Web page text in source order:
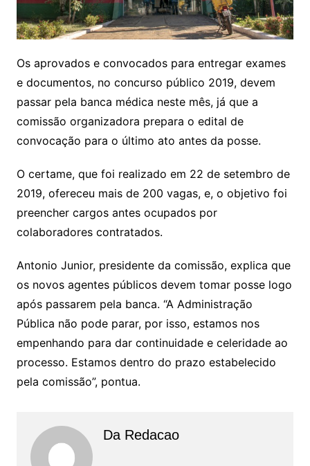
Os aprovados e convocados para entregar exames
e documentos, no concurso público 2019, devem
passar pela banca médica neste mês, já que a
comissão organizadora prepara o edital de
convocação para o último ato antes da posse.
O certame, que foi realizado em 22 de setembro de
2019, ofereceu mais de 200 vagas, e, o objetivo foi
preencher cargos antes ocupados por
colaboradores contratados.
Antonio Junior, presidente da comissão, explica que
os novos agentes públicos devem tomar posse logo
após passarem pela banca. “A Administração
Pública não pode parar, por isso, estamos nos
empenhando para dar continuidade e celeridade ao
processo. Estamos dentro do prazo estabelecido
pela comissão”, pontua.
Da Redacao